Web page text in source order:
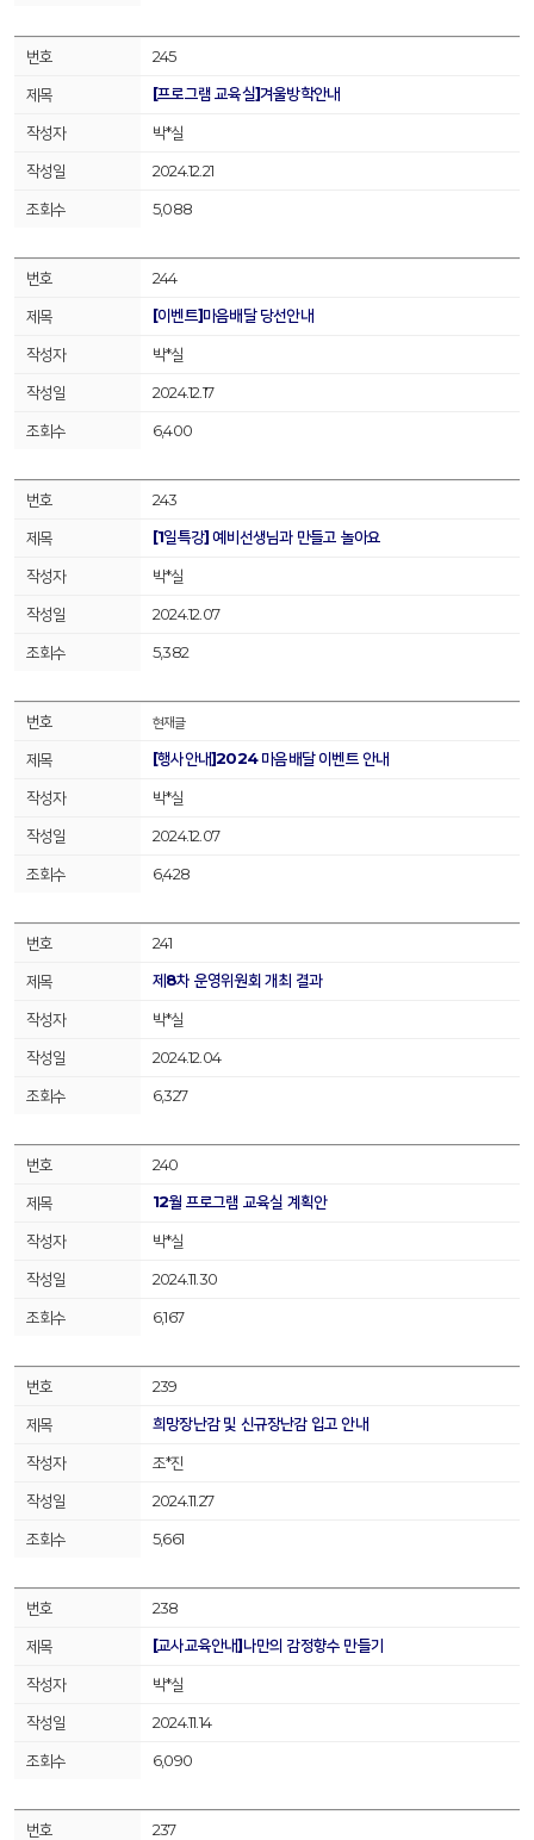
245
[프로그램 교육실]겨울방학안내
박*실
2024.12.21
5,088
244
[이벤트]마음배달 당선안내
박*실
2024.12.17
6,400
243
[1일특강] 예비선생님과 만들고 놀아요
박*실
2024.12.07
5,382
현재글
[행사안내]2024 마음배달 이벤트 안내
박*실
2024.12.07
6,428
241
제8차 운영위원회 개최 결과
박*실
2024.12.04
6,327
240
12월 프로그램 교육실 계획안
박*실
2024.11.30
6,167
239
희망장난감 및 신규장난감 입고 안내
조*진
2024.11.27
5,661
238
[교사교육안내]나만의 감정향수 만들기
박*실
2024.11.14
6,090
237